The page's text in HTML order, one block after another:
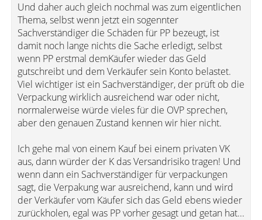
Und daher auch gleich nochmal was zum eigentlichen
Thema, selbst wenn jetzt ein sogennter
Sachverständiger die Schäden für PP bezeugt, ist
damit noch lange nichts die Sache erledigt, selbst
wenn PP erstmal demKäufer wieder das Geld
gutschreibt und dem Verkäufer sein Konto belastet.
Viel wichtiger ist ein Sachverständiger, der prüft ob die
Verpackung wirklich ausreichend war oder nicht,
normalerweise würde vieles für die OVP sprechen,
aber den genauen Zustand kennen wir hier nicht.
Ich gehe mal von einem Kauf bei einem privaten VK
aus, dann würder der K das Versandrisiko tragen! Und
wenn dann ein Sachverständiger für verpackungen
sagt, die Verpakung war ausreichend, kann und wird
der Verkäufer vom Käufer sich das Geld ebens wieder
zurückholen, egal was PP vorher gesagt und getan hat...